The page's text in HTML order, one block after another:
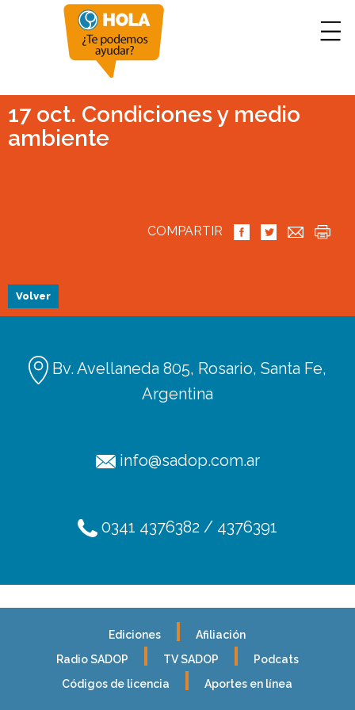
Ediciones
Afiliación
Radio SADOP
TV SADOP
Podcats
Códigos de licencia
Aportes en línea
17 oct. Condiciones y medio
ambiente
COMPARTIR
Volver
Bv. Avellaneda 805, Rosario, Santa Fe,
Argentina
info@sadop.com.ar
0341 4376382 / 4376391